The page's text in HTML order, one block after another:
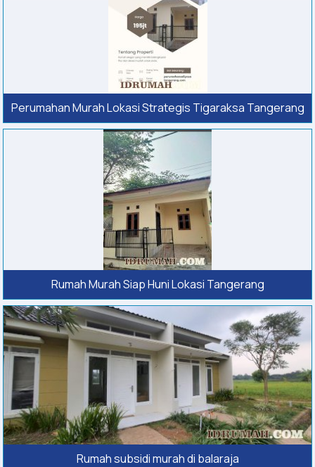
Perumahan Murah Lokasi Strategis Tigaraksa Tangerang
Rumah Murah Siap Huni Lokasi Tangerang
Rumah subsidi murah di balaraja